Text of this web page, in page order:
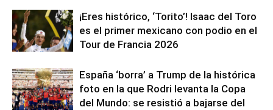
¡Eres histórico, ‘Torito’! Isaac del Toro
es el primer mexicano con podio en el
Tour de Francia 2026
España ‘borra’ a Trump de la histórica
foto en la que Rodri levanta la Copa
del Mundo: se resistió a bajarse del